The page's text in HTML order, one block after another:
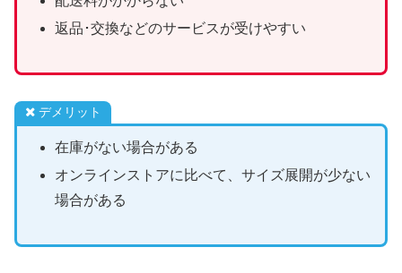
返品･交換などのサービスが受けやすい
デメリット
在庫がない場合がある
オンラインストアに比べて、サイズ展開が少ない
場合がある